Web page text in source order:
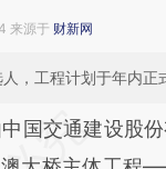
来源于 财新网
，工程计划于年内正
文由第三
国交通建设股